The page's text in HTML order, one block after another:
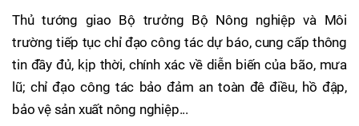
Thủ tướng giao Bộ trưởng Bộ Nông nghiệp và Môi
trường tiếp tục chỉ đạo công tác dự báo, cung cấp thông
tin đầy đủ, kịp thời, chính xác về diễn biến của bão, mưa
lũ; chỉ đạo công tác bảo đảm an toàn đê điều, hồ đập,
bảo vệ sản xuất nông nghiệp...